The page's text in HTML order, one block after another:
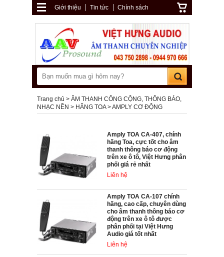
Giới thiệu Tin tức Chính sách
Trang chủ
ÂM THANH CÔNG CỘNG, THÔNG BÁO,
NHẠC NỀN
HÃNG TOA AMPLY CƠ ĐỘNG
Amply TOA CA-407, chính
hãng Toa, cực tốt cho âm
thanh thông báo cơ động
trên xe ô tô, Việt Hưng phân
phối giá rẻ nhất
Liên hệ
Amply TOA CA-107 chính
hãng, cao cấp, chuyên dùng
cho âm thanh thông báo cơ
động trên xe ô tô được
phân phối tại Việt Hưng
Audio giá tốt nhất
Liên hệ